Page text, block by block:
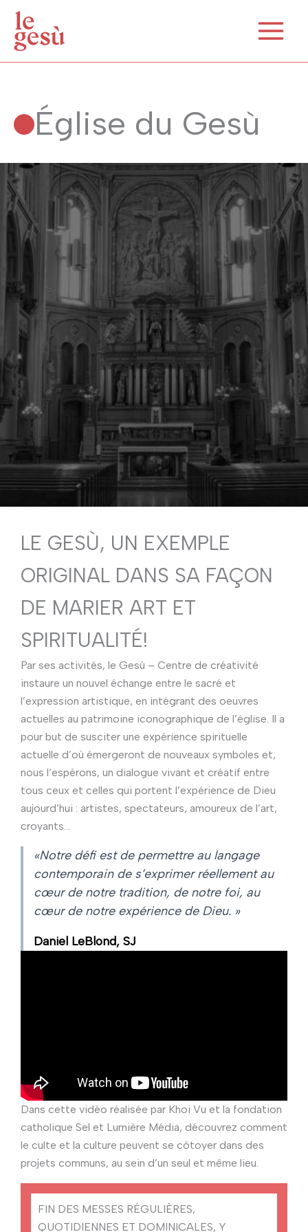
Aller
contenu
Église du Gesù
LE GESÙ, UN EXEMPLE
ORIGINAL DANS SA FAÇON
DE MARIER ART ET
SPIRITUALITÉ!
Par ses activités, le Gesù – Centre de créativité
instaure un nouvel échange entre le sacré et
l’expression artistique, en intégrant des oeuvres
actuelles au patrimoine iconographique de l’église. Il a
pour but de susciter une expérience spirituelle
actuelle d’où émergeront de nouveaux symboles et,
nous l’espérons, un dialogue vivant et créatif entre
tous ceux et celles qui portent l’expérience de Dieu
aujourd’hui : artistes, spectateurs, amoureux de l’art,
croyants…
«Notre défi est de permettre au langage
contemporain de s’exprimer réellement au
cœur de notre tradition, de notre foi, au
cœur de notre expérience de Dieu. »
Daniel LeBlond, SJ
Dans cette vidéo réalisée par Khoi Vu et la fondation
catholique Sel et Lumière Média, découvrez comment
le culte et la culture peuvent se côtoyer dans des
projets communs, au sein d’un seul et même lieu.
FIN DES MESSES RÉGULIÈRES,
QUOTIDIENNES ET DOMINICALES, Y